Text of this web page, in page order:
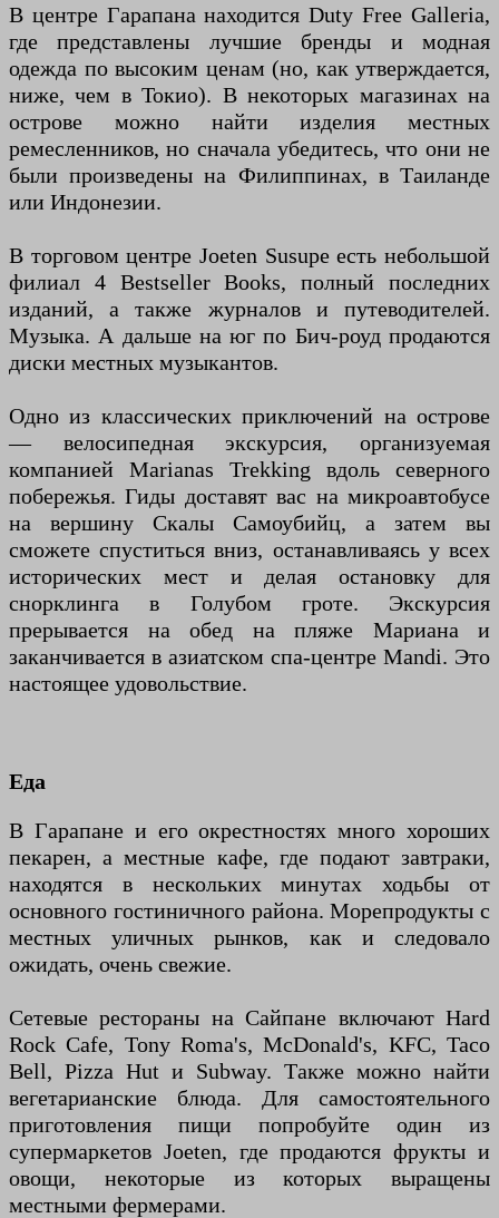
В центре Гарапана находится Duty Free Galleria,
где представлены лучшие бренды и модная
одежда по высоким ценам (но, как утверждается,
ниже, чем в Токио). В некоторых магазинах на
острове можно найти изделия местных
ремесленников, но сначала убедитесь, что они не
были произведены на Филиппинах, в Таиланде
или Индонезии.
В торговом центре Joeten Susupe есть небольшой
филиал 4 Bestseller Books, полный последних
изданий, а также журналов и путеводителей.
Музыка. А дальше на юг по Бич-роуд продаются
диски местных музыкантов.
Одно из классических приключений на острове
— велосипедная экскурсия, организуемая
компанией Marianas Trekking вдоль северного
побережья. Гиды доставят вас на микроавтобусе
на вершину Скалы Самоубийц, а затем вы
сможете спуститься вниз, останавливаясь у всех
исторических мест и делая остановку для
снорклинга в Голубом гроте. Экскурсия
прерывается на обед на пляже Мариана и
заканчивается в азиатском спа-центре Mandi. Это
настоящее удовольствие.
Еда
В Гарапане и его окрестностях много хороших
пекарен, а местные кафе, где подают завтраки,
находятся в нескольких минутах ходьбы от
основного гостиничного района. Морепродукты с
местных уличных рынков, как и следовало
ожидать, очень свежие.
Сетевые рестораны на Сайпане включают Hard
Rock Cafe, Tony Roma's, McDonald's, KFC, Taco
Bell, Pizza Hut и Subway. Также можно найти
вегетарианские блюда. Для самостоятельного
приготовления пищи попробуйте один из
супермаркетов Joeten, где продаются фрукты и
овощи, некоторые из которых выращены
местными фермерами.